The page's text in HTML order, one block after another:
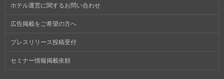
ホテル運営に関するお問い合わせ
広告掲載をご希望の方へ
プレスリリース投稿受付
セミナー情報掲載依頼